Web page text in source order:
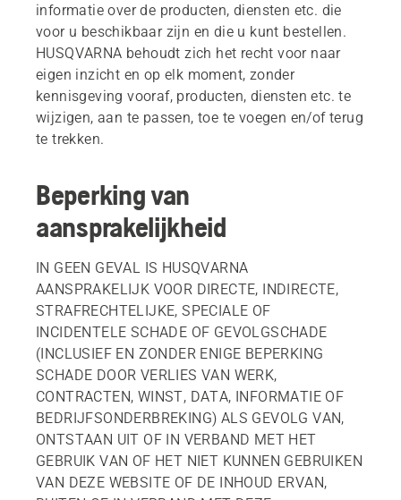
informatie over de producten, diensten etc. die
voor u beschikbaar zijn en die u kunt bestellen.
HUSQVARNA behoudt zich het recht voor naar
eigen inzicht en op elk moment, zonder
kennisgeving vooraf, producten, diensten etc. te
wijzigen, aan te passen, toe te voegen en/of terug
te trekken.
Beperking van
aansprakelijkheid
IN GEEN GEVAL IS HUSQVARNA
AANSPRAKELIJK VOOR DIRECTE, INDIRECTE,
STRAFRECHTELIJKE, SPECIALE OF
INCIDENTELE SCHADE OF GEVOLGSCHADE
(INCLUSIEF EN ZONDER ENIGE BEPERKING
SCHADE DOOR VERLIES VAN WERK,
CONTRACTEN, WINST, DATA, INFORMATIE OF
BEDRIJFSONDERBREKING) ALS GEVOLG VAN,
ONTSTAAN UIT OF IN VERBAND MET HET
GEBRUIK VAN OF HET NIET KUNNEN GEBRUIKEN
VAN DEZE WEBSITE OF DE INHOUD ERVAN,